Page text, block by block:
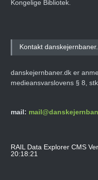
Kongelige Bibliotek.
Kontakt
danskejernbaner.dk er
medieansvarslovens § 8,
mail:
RAIL Data Explorer CMS
20:18:21